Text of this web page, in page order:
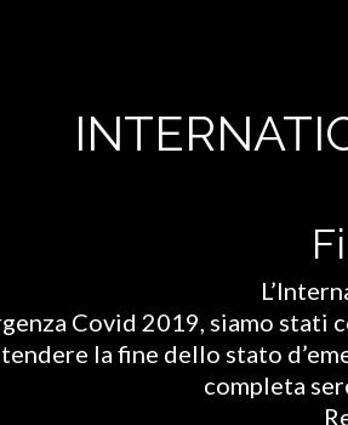
Covid 2019, siamo
la fine dello stato
completa